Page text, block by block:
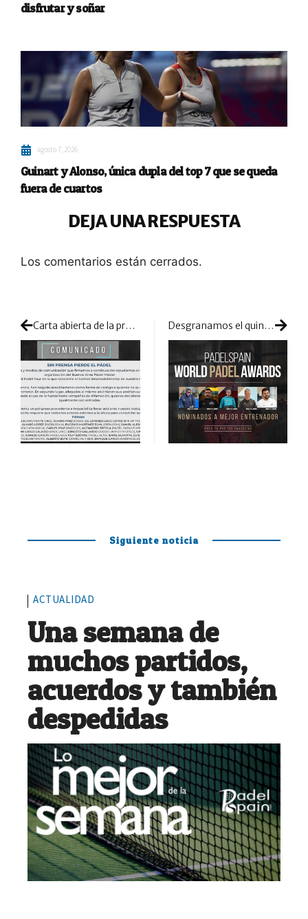
disfrutar y soñar
agosto 7, 2026
Guinart y Alonso, única dupla del top 7 que se queda
fuera de cuartos
DEJA UNA RESPUESTA
Los comentarios están cerrados.
Carta abierta de la prensa: comunicado conjunto para poner fin a las amenazas y coacciones Desgranamos el quinteto de entrenadores nominados en los PWPA 2022
Siguiente noticia
ACTUALIDAD
Una semana de
muchos partidos,
acuerdos y también
despedidas